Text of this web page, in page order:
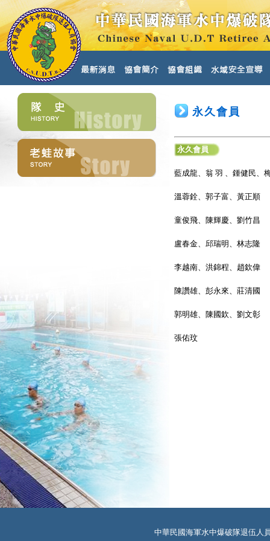
永久會員
永久會員
藍成龍、翁 羽 、鍾健民、
溫蓉銓、郭子富、黃正順
童俊飛、陳輝慶、劉竹昌
盧春金、邱瑞明、林志隆
李越南、洪錦程、趙欽偉
陳讚雄、彭永來、莊清國
郭明雄、陳國欽、劉文彰
張佑玟
中華民國海軍水中爆破隊退伍人